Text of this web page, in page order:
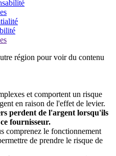
région pour voir du contenu
et comportent un risque
en raison de l'effet de levier.
perdent de l'argent lorsqu'ils
fournisseur.
comprenez le fonctionnement
de prendre le risque de